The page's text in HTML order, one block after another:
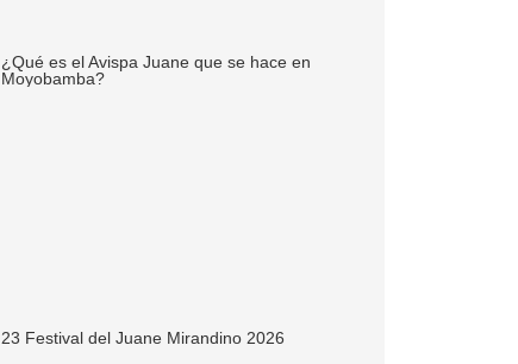
¿Qué es el Avispa Juane que se hace en
Moyobamba?
23 Festival del Juane Mirandino 2026